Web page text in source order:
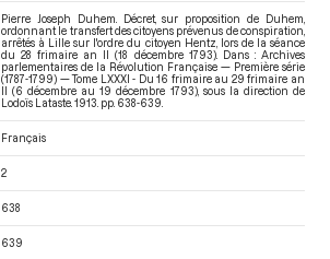
Pierre Joseph Duhem. Décret, sur proposition de Duhem,
ordonnant le transfert des citoyens prévenus de conspiration,
arrêtés à Lille sur l'ordre du citoyen Hentz, lors de la séance
du 28 frimaire an II (18 décembre 1793). Dans : Archives
parlementaires de la Révolution Française — Première série
(1787-1799) — Tome LXXXI - Du 16 frimaire au 29 frimaire an
II (6 décembre au 19 décembre 1793), sous la direction de
Lodoïs Lataste. 1913. pp. 638-639.
Français
2
638
639